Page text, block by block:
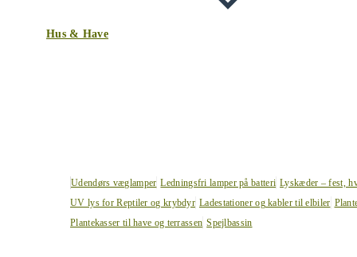
Hus & Have
Udendørs væglamper Ledningsfri lamper på batteri Lyskæder – fest,
UV lys for Reptiler og krybdyr Ladestationer og kabler til elbiler
Plantekasser til have og terrassen Spejlbassin